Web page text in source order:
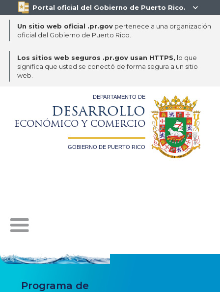
Portal oficial del Gobierno de Puerto Rico. 
Un sitio web oficial .pr.govpertenece a una organización
oficial del Gobierno de Puerto Rico.
Los sitios web seguros .pr.gov usan HTTPS, lo que
significa que usted se conectó de forma segura a un sitio
web.
DEPARTAMENTO DE
DESARROLLO
ECONÓMICO Y COMERCIO
GOBIERNO DE PUERTO RICO
Programa de